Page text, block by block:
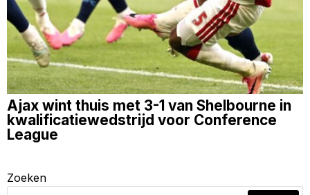
Ajax wint thuis met 3-1 van Shelbourne in
kwalificatiewedstrijd voor Conference
League
Zoeken